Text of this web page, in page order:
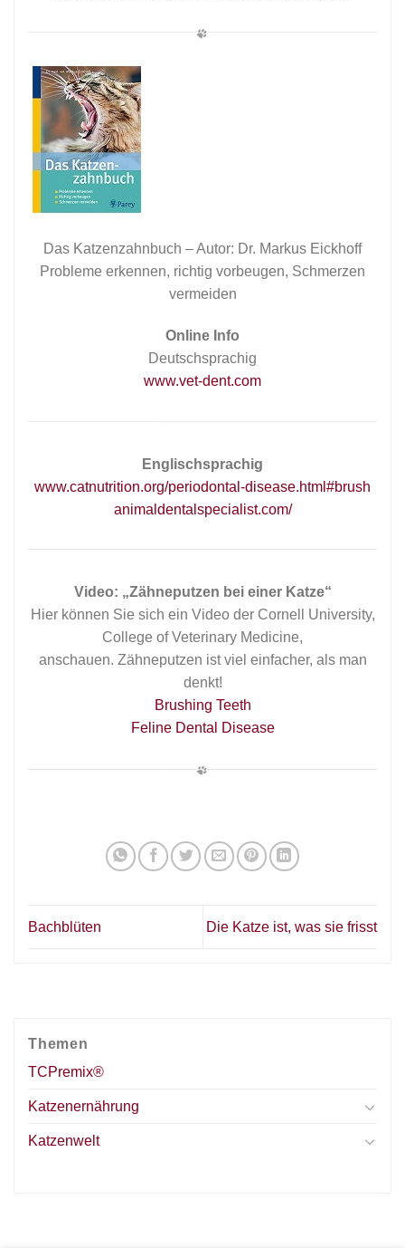
Das Katzenzahnbuch – Autor: Dr. Markus Eickhoff
Probleme erkennen, richtig vorbeugen, Schmerzen
vermeiden
Online Info
Deutschsprachig
www.vet-dent.com
Englischsprachig
www.catnutrition.org/periodontal-disease.html#brush
animaldentalspecialist.com/
Video: „Zähneputzen bei einer Katze“
Hier können Sie sich ein Video der Cornell University,
College of Veterinary Medicine,
anschauen. Zähneputzen ist viel einfacher, als man
denkt!
Brushing Teeth
Feline Dental Disease
Bachblüten Die Katze ist, was sie frisst
Themen
TCPremix®
Katzenernährung
Katzenwelt